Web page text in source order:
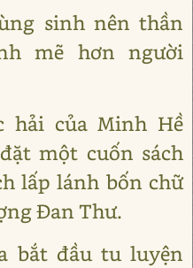
sinh nên thần
mẽ hơn người
hải của Minh Hề
một cuốn sách
lấp lánh bốn chữ
Đan Thư.
bắt đầu tu luyện